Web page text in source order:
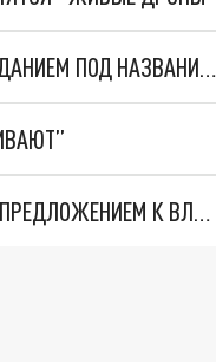
ЗАХАРОВА ОБЪЯСНИЛА, ПОЧЕМУ ЕВРОПА ШОКИРОВАНА СВОИМ ЖЕ СОЗДАНИЕМ ПОД НАЗВАНИЕМ “ЗЕЛЕНСКИЙ”
СЕМЬЯ ПРИГОВОРЁННОГО К СМЕРТИ БРИТАНЦА ПИННЕРА ВЫСТУПИЛА С ПРЕДЛОЖЕНИЕМ К ВЛАСТЯМ ДОНБАССА